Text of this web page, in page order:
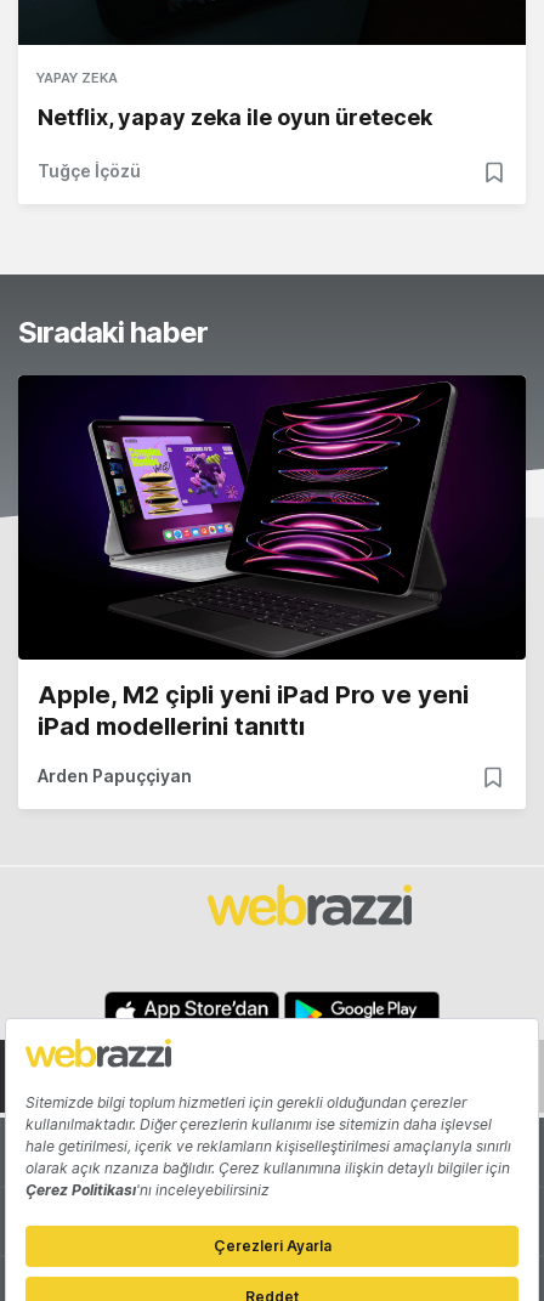
YAPAY ZEKA
Netflix, yapay zeka ile oyun üretecek
Tuğçe İçözü
Sıradaki haber
Apple, M2 çipli yeni iPad Pro ve yeni
iPad modellerini tanıttı
Arden Papuççiyan
Hakkında Yazarlar
Katkıda Bulun Reklam